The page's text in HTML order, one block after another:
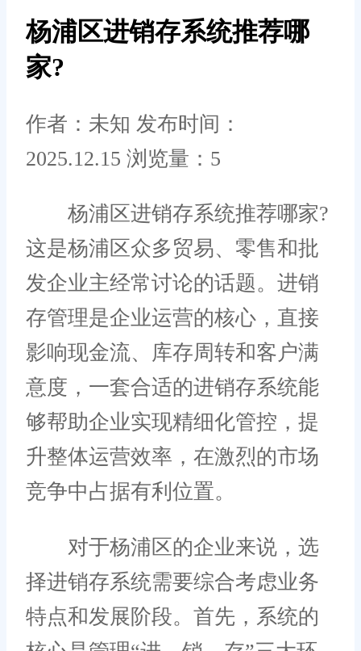
杨浦区进销存系统推荐哪
家?
作者：未知 发布时间：
2025.12.15 浏览量：5
杨浦区进销存系统推荐哪家?
这是杨浦区众多贸易、零售和批
发企业主经常讨论的话题。进销
存管理是企业运营的核心，直接
影响现金流、库存周转和客户满
意度，一套合适的进销存系统能
够帮助企业实现精细化管控，提
升整体运营效率，在激烈的市场
竞争中占据有利位置。
对于杨浦区的企业来说，选
择进销存系统需要综合考虑业务
特点和发展阶段。首先，系统的